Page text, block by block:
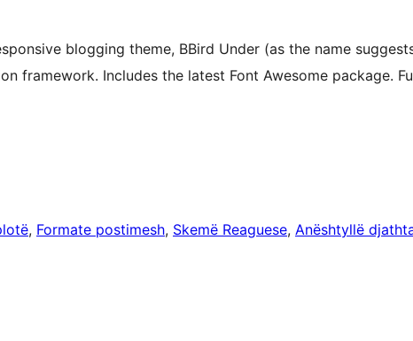
blogging theme, BBird Under (as the name
framework. Includes the latest Font Awesome package.
, Formate postimesh, Skemë Reaguese, Anështyllë